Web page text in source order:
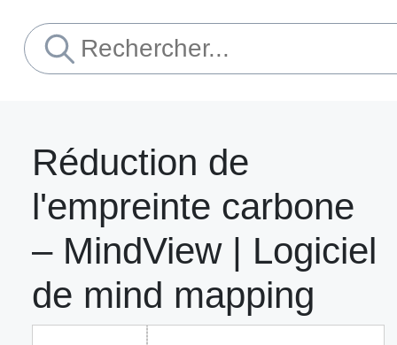
Réduction de
l'empreinte carbone
– MindView | Logiciel
de mind mapping